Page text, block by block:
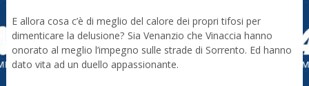
E allora cosa c’è di meglio del calore dei propri tifosi per
dimenticare la delusione? Sia Venanzio che Vinaccia hanno
onorato al meglio l’impegno sulle strade di Sorrento. Ed hanno
dato vita ad un duello appassionante.